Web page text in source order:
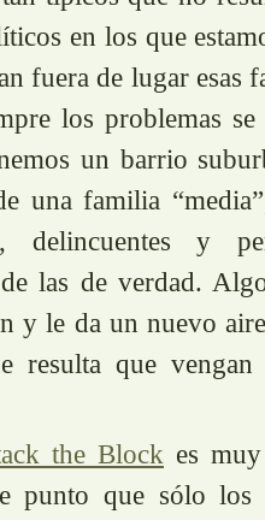
en los que
fuera de lugar esas
los problemas
un barrio
una familia
delincuentes y
de las de verdad.
y le da un nuevo
resulta que vengan
the Block es
punto que sólo los